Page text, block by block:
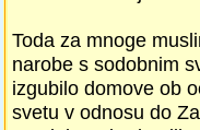
Toda za mnoge
narobe s sodobnim
izgubilo domove ob
svetu v odnosu do